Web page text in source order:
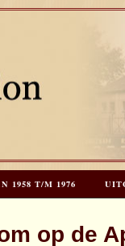
1958 T/M 1976
LAATSTE UPDATES
op de